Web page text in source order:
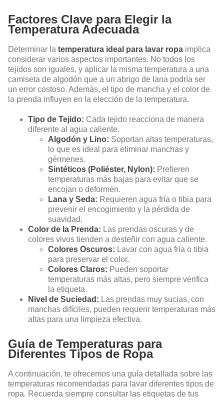
Factores Clave para Elegir la
Temperatura Adecuada
Determinar la temperatura ideal para lavar ropa implica
considerar varios aspectos importantes. No todos los
tejidos son iguales, y aplicar la misma temperatura a una
camiseta de algodón que a un abrigo de lana podría ser
un error costoso. Además, el tipo de mancha y el color de
la prenda influyen en la elección de la temperatura.
Tipo de Tejido: Cada tejido reacciona de manera
diferente al agua caliente.
Algodón y Lino: Soportan altas temperaturas,
lo que es ideal para eliminar manchas y
gérmenes.
Sintéticos (Poliéster, Nylon): Prefieren
temperaturas más bajas para evitar que se
encojan o deformen.
Lana y Seda: Requieren agua fría o tibia para
prevenir el encogimiento y la pérdida de
suavidad.
Color de la Prenda: Las prendas oscuras y de
colores vivos tienden a desteñir con agua caliente.
Colores Oscuros: Lavar con agua fría o tibia
para preservar el color.
Colores Claros: Pueden soportar
temperaturas más altas, pero siempre verifica
la etiqueta.
Nivel de Suciedad: Las prendas muy sucias, con
manchas difíciles, pueden requerir temperaturas más
altas para una limpieza efectiva.
Guía de Temperaturas para
Diferentes Tipos de Ropa
A continuación, te ofrecemos una guía detallada sobre las
temperaturas recomendadas para lavar diferentes tipos de
ropa. Recuerda siempre consultar las etiquetas de tus